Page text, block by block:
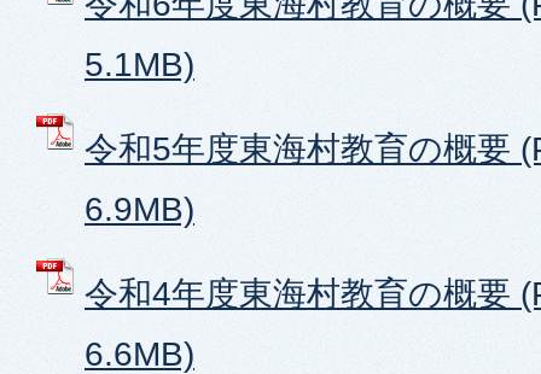
5.1MB)
令和5年度東海村教育の概要
6.9MB)
令和4年度東海村教育の概要
6.6MB)